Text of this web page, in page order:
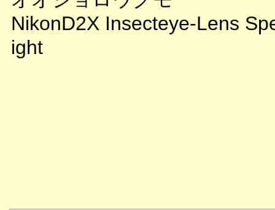
NikonD2X Insecteye-Lens
ight